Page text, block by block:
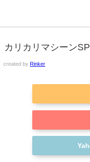
カリカリマシーンSP
created byRinker